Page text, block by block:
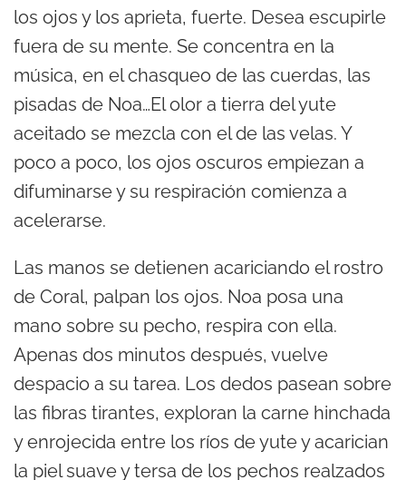
los ojos y los aprieta, fuerte. Desea escupirle
fuera de su mente. Se concentra en la
música, en el chasqueo de las cuerdas, las
pisadas de Noa…El olor a tierra del yute
aceitado se mezcla con el de las velas. Y
poco a poco, los ojos oscuros empiezan a
difuminarse y su respiración comienza a
acelerarse.
Las manos se detienen acariciando el rostro
de Coral, palpan los ojos. Noa posa una
mano sobre su pecho, respira con ella.
Apenas dos minutos después, vuelve
despacio a su tarea. Los dedos pasean sobre
las fibras tirantes, exploran la carne hinchada
y enrojecida entre los ríos de yute y acarician
la piel suave y tersa de los pechos realzados